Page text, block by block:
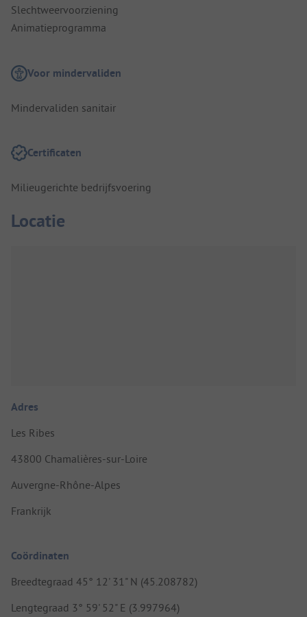
Slechtweervoorziening
Animatieprogramma
Voor mindervaliden
Mindervaliden sanitair
Certificaten
Milieugerichte bedrijfsvoering
Locatie
Adres
Les Ribes
43800 Chamalières-sur-Loire
Auvergne-Rhône-Alpes
Frankrijk
Coördinaten
Breedtegraad 45° 12' 31" N (45.208782)
Lengtegraad 3° 59' 52" E (3.997964)